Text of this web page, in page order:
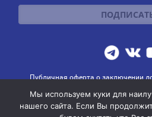
Публичная оферта о заключении
© 2014-2026 АНО
"СИНЯЯ
Мы используем куки для
нашего сайта. Если Вы